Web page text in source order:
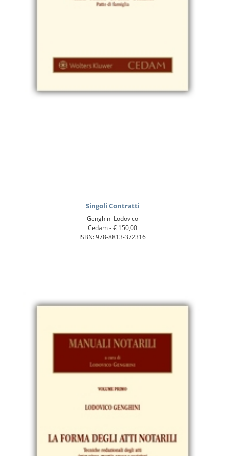
Singoli Contratti
Genghini Lodovico
Cedam -€ 150,00
ISBN: 978-8813-372316